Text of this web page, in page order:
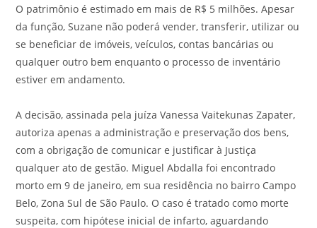
O patrimônio é estimado em mais de R$ 5 milhões. Apesar
da função, Suzane não poderá vender, transferir, utilizar ou
se beneficiar de imóveis, veículos, contas bancárias ou
qualquer outro bem enquanto o processo de inventário
estiver em andamento.
A decisão, assinada pela juíza Vanessa Vaitekunas Zapater,
autoriza apenas a administração e preservação dos bens,
com a obrigação de comunicar e justificar à Justiça
qualquer ato de gestão. Miguel Abdalla foi encontrado
morto em 9 de janeiro, em sua residência no bairro Campo
Belo, Zona Sul de São Paulo. O caso é tratado como morte
suspeita, com hipótese inicial de infarto, aguardando